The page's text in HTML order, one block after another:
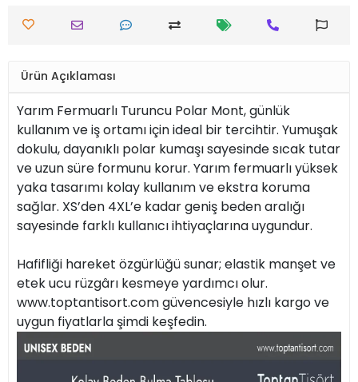
Ürün Açıklaması
Yarım Fermuarlı Turuncu Polar Mont, günlük
kullanım ve iş ortamı için ideal bir tercihtir. Yumuşak
dokulu, dayanıklı polar kumaşı sayesinde sıcak tutar
ve uzun süre formunu korur. Yarım fermuarlı yüksek
yaka tasarımı kolay kullanım ve ekstra koruma
sağlar. XS’den 4XL’e kadar geniş beden aralığı
sayesinde farklı kullanıcı ihtiyaçlarına uygundur.
Hafifliği hareket özgürlüğü sunar; elastik manşet ve
etek ucu rüzgârı kesmeye yardımcı olur.
www.toptantisort.com güvencesiyle hızlı kargo ve
uygun fiyatlarla şimdi keşfedin.